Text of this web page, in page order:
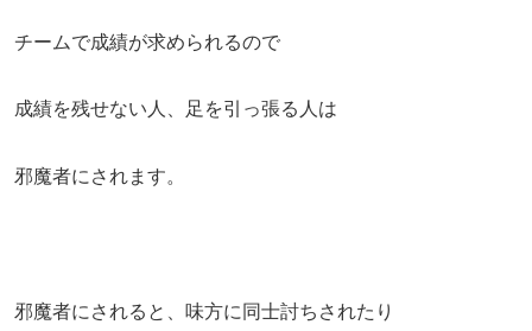
チームで成績が求められるので
成績を残せない人、足を引っ張る人は
邪魔者にされます。
邪魔者にされると、味方に同士討ちされたり